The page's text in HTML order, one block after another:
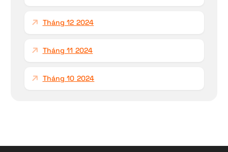
Tháng 12 2024
Tháng 11 2024
Tháng 10 2024